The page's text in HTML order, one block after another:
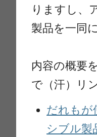
りますし、
製品を一同
内容の概要
で（汗）リ
だれもが
シブル製